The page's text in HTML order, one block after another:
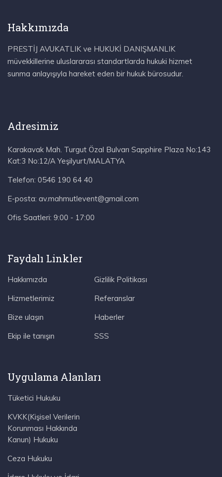
Hakkımızda
PRESTİJ AVUKATLIK ve HUKUKİ DANIŞMANLIK
müvekkillerine uluslararası standartlarda hukuki hizmet
sunma anlayışıyla hareket eden bir hukuk bürosudur.
Adresimiz
Karakavak Mah. Turgut Özal Bulvarı Sapphire Plaza No:143
Kat:3 No:12/A Yeşilyurt/MALATYA
Telefon: 0546 190 64 40
E-posta: av.mahmutlevent@gmail.com
Ofis Saatleri: 9:00 - 17:00
Faydalı Linkler
Hakkımızda
Hizmetlerimiz
Bize ulaşın
Ekip ile tanışın
Gizlilik Politikası
Referanslar
Haberler
SSS
Uygulama Alanları
Tüketici Hukuku
KVKK(Kişisel Verilerin
Korunması Hakkında
Kanun) Hukuku
Ceza Hukuku